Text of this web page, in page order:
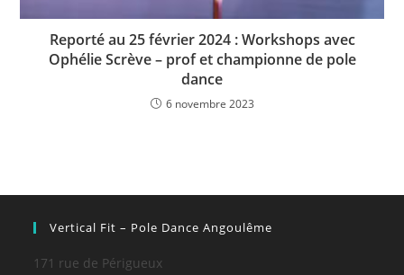
Reporté au 25 février 2024 : Workshops avec
Ophélie Scrève – prof et championne de pole
dance
6 novembre 2023
Vertical Fit – Pole Dance Angoulême
171 rue de Périgueux